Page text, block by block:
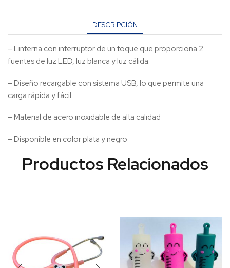
DESCRIPCIÓN
– Linterna con interruptor de un toque que proporciona 2
fuentes de luz LED, luz blanca y luz cálida.
– Diseño recargable con sistema USB, lo que permite una
carga rápida y fácil
– Material de acero inoxidable de alta calidad
– Disponible en color plata y negro